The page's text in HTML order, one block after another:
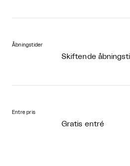
Åbningstider
Skiftende
Entre pris
Gratis entré